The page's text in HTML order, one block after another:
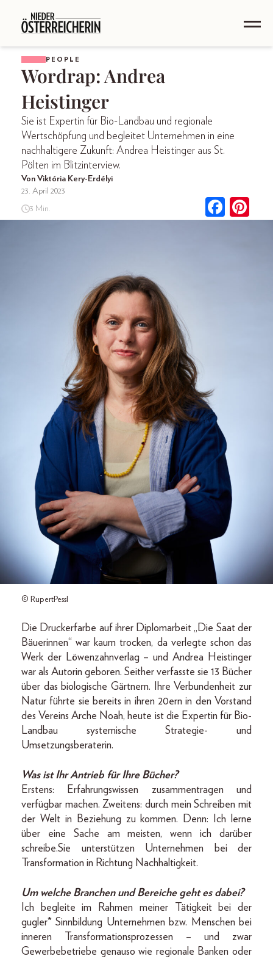
PEOPLE
Wordrap: Andrea
Heistinger
Sie ist Expertin für Bio-Landbau und regionale
Wertschöpfung und begleitet Unternehmen in eine
nachhaltigere Zukunft: Andrea Heistinger aus St.
Pölten im Blitzinterview.
Von Viktória Kery-Erdélyi
23. April 2023
3 Min.
© RupertPessl
Die Druckerfarbe auf ihrer Diplomarbeit „Die Saat der
Bäuerinnen“ war kaum trocken, da verlegte schon das
Werk der Löwenzahnverlag – und Andrea Heistinger
war als Autorin geboren. Seither verfasste sie 13 Bücher
über das biologische Gärtnern. Ihre Verbundenheit zur
Natur führte sie bereits in ihren 20ern in den Vorstand
des Vereins Arche Noah, heute ist die Expertin für Bio-
Landbau systemische Strategie- und
Umsetzungsberaterin.
Was ist Ihr Antrieb für Ihre Bücher?
Erstens: Erfahrungswissen zusammentragen und
verfügbar machen. Zweitens: durch mein Schreiben mit
der Welt in Beziehung zu kommen. Denn: Ich lerne
über eine Sache am meisten, wenn ich darüber
schreibe.Sie unterstützen Unternehmen bei der
Transformation in Richtung Nachhaltigkeit.
Um welche Branchen und Bereiche geht es dabei?
Ich begleite im Rahmen meiner Tätigkeit bei der
gugler* Sinnbildung Unternehmen bzw. Menschen bei
inneren Transformationsprozessen – und zwar
Gewerbebetriebe genauso wie regionale Banken oder